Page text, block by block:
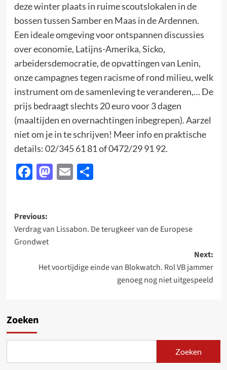
deze winter plaats in ruime scoutslokalen in de
bossen tussen Samber en Maas in de Ardennen.
Een ideale omgeving voor ontspannen discussies
over economie, Latijns-Amerika, Sicko,
arbeidersdemocratie, de opvattingen van Lenin,
onze campagnes tegen racisme of rond milieu, welk
instrument om de samenleving te veranderen,… De
prijs bedraagt slechts 20 euro voor 3 dagen
(maaltijden en overnachtingen inbegrepen). Aarzel
niet om je in te schrijven! Meer info en praktische
details: 02/345 61 81 of 0472/29 91 92.
Facebook
Mastodon
EmailDelen
Post
navigation
Previous:
Verdrag van Lissabon. De terugkeer van de Europese
Grondwet
Next:
Het voortijdige einde van Blokwatch. Rol VB jammer
genoeg nog niet uitgespeeld
Zoeken
Zoeken